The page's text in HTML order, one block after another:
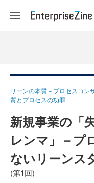
リーンの本質－プロセスコン
質とプロセスの功罪
新規事業の「
レンマ」－プ
ないリーンス
(第1回)